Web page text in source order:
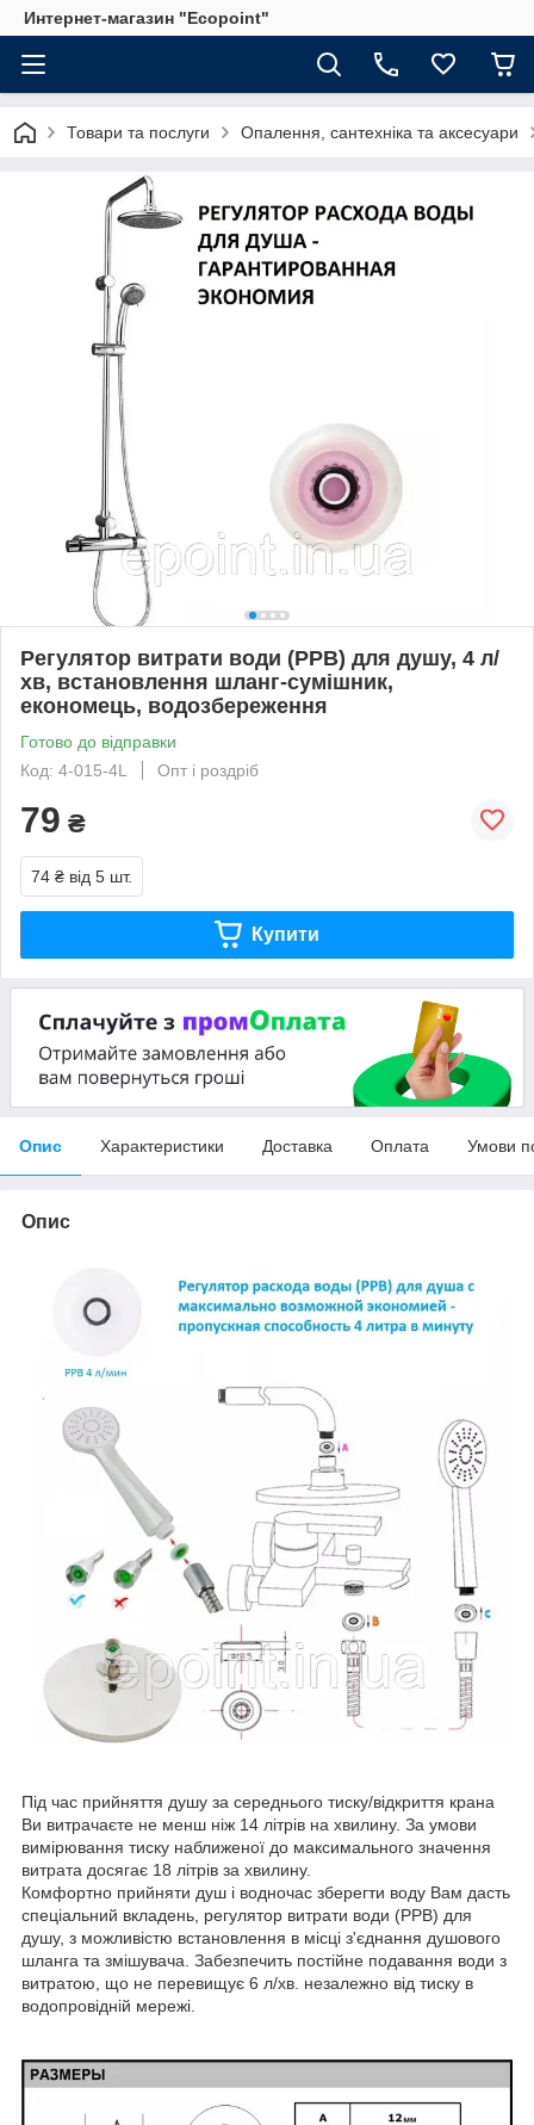
Интернет-магазин "Ecopoint"
Товари та послуги Опалення, сантехніка та аксесуари
Регулятор витрати води (РРВ) для душу, 4 л/
хв, встановлення шланг-сумішник,
економець, водозбереження
Готово до відправки
Код: 4-015-4L
Опт і роздріб
79 ₴
74 ₴ від 5 шт.
Купити
Опис Характеристики Доставка Оплата Умови
Опис
Під час прийняття душу за середнього тиску/відкриття крана
Ви витрачаєте не менш ніж 14 літрів на хвилину. За умови
вимірювання тиску наближеної до максимального значення
витрата досягає 18 літрів за хвилину.
Комфортно прийняти душ і водночас зберегти воду Вам дасть
спеціальний вкладень, регулятор витрати води (РРВ) для
душу, з можливістю встановлення в місці з'єднання душового
шланга та змішувача. Забезпечить постійне подавання води з
витратою, що не перевищує 6 л/хв. незалежно від тиску в
водопровідній мережі.